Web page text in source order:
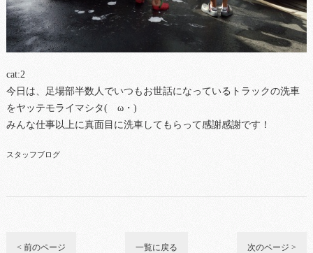
cat:2
今日は、足場部半数人でいつもお世話になっているトラックの洗車
をヤッテモライマシタ(ゝω・)
みんな仕事以上に真面目に洗車してもらって感謝感謝です！
スタッフブログ
< 前のページ 一覧に戻る 次のページ >